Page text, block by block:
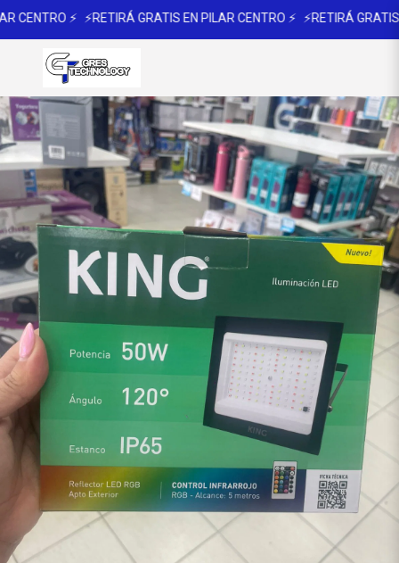
CENTRO ⚡ ⚡RETIRÁ GRATIS EN PILAR CENTRO ⚡ ⚡RETIRÁ GRATIS